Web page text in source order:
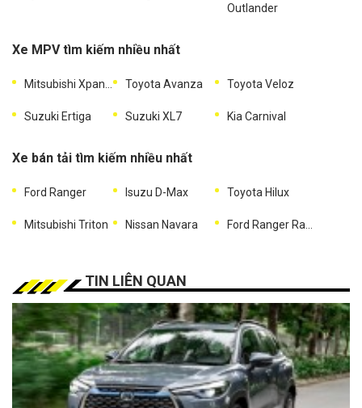
Outlander
Xe MPV tìm kiếm nhiều nhất
Mitsubishi Xpander Toyota Avanza Toyota Veloz
Suzuki Ertiga Suzuki XL7 Kia Carnival
Xe bán tải tìm kiếm nhiều nhất
Ford Ranger Isuzu D-Max Toyota Hilux
Mitsubishi Triton Nissan Navara Ford Ranger Raptor
TIN LIÊN QUAN